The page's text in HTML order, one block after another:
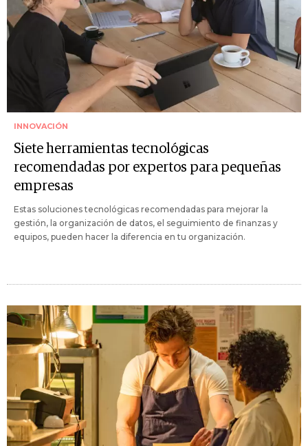
INNOVACIÓN
Siete herramientas tecnológicas
recomendadas por expertos para pequeñas
empresas
Estas soluciones tecnológicas recomendadas para mejorar la
gestión, la organización de datos, el seguimiento de finanzas y
equipos, pueden hacer la diferencia en tu organización.